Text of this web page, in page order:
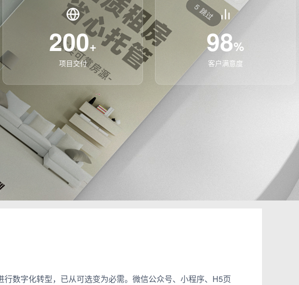
200+
项目交付
98%
客户满意度
数字化转型，已从可选变为必需。微信公众号、小程序、H5页